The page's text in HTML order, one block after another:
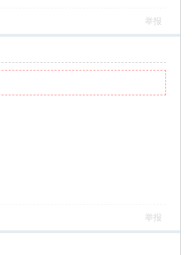
举报
举报